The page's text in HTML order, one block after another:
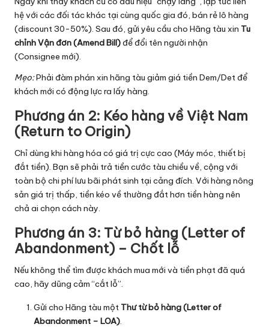
hệ với các đối tác khác tại cùng quốc gia đó, bán rẻ lô hàng
(discount 30-50%). Sau đó, gửi yêu cầu cho Hãng tàu xin Tu
chỉnh Vận đơn (Amend Bill)để đổi tên người nhận
(Consignee mới).
Mẹo:Phải đàm phán xin hãng tàu giảm giá tiền Dem/Det để
khách mới có động lực ra lấy hàng.
Phương án 2: Kéo hàng về Việt Nam
(Return to Origin)
Chỉ dùng khi hàng hóa có giá trị cực cao (Máy móc, thiết bị
đắt tiền). Bạn sẽ phải trả tiền cước tàu chiều về, cộng với
toàn bộ chi phí lưu bãi phát sinh tại cảng đích. Với hàng nông
sản giá trị thấp, tiền kéo về thường đắt hơn tiền hàng nên
chả ai chọn cách này.
Phương án 3: Từ bỏ hàng (Letter of
Abandonment) – Chốt lỗ
Nếu không thể tìm được khách mua mới và tiền phạt đã quá
cao, hãy dũng cảm “cắt lỗ”.
Gửi cho Hãng tàu một Thư từ bỏ hàng (Letter of
Abandonment – LOA).